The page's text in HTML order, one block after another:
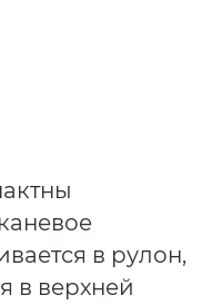
в рулон,
в верхней